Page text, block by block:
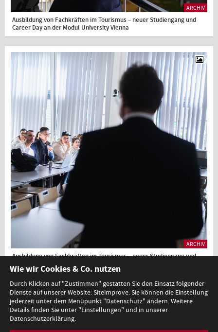
ARCHIV
Ausbildung von Fachkräften im Tourismus – neuer Studiengang und
Career Day an der Modul University Vienna
ARCHIV
Ausbildung von Fachkräften im Tourismus – neuer Studiengang und
Career Day an der Modul University Vienna
1
Wie wir Cookies & Co. nutzen
Durch Klicken auf "Zustimmen" gestatten Sie den Einsatz folgender
Dienste auf unserer Website: Siteimprove. Sie können die Einstellung
jederzeit unter dem Menüpunkt "Datenschutz" ändern. Weitere
Details finden Sie unter "Einstellungen" und in unserer
Datenschutzerklärung.